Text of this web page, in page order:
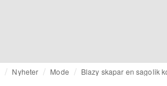
Nyheter Mode Blazy skapar en sagolik